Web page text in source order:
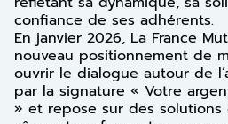
confiance de ses adhérents.
En janvier 2026, La France
nouveau positionnement de
ouvrir le dialogue autour de
par la signature « Votre
» et repose sur des solutions